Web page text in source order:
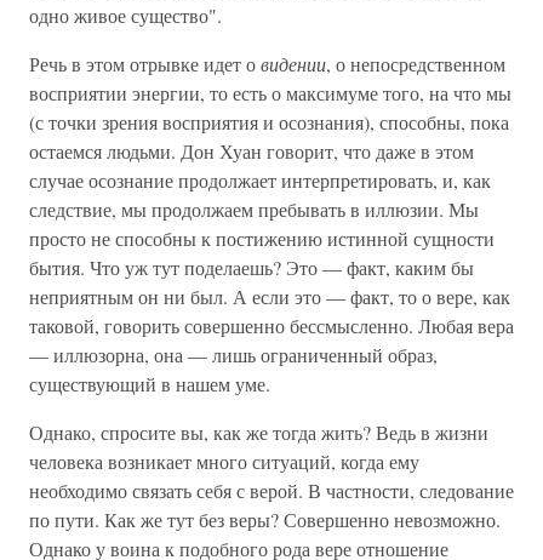
одно живое существо".
Речь в этом отрывке идет овидении, о непосредственном
восприятии энергии, то есть о максимуме того, на что мы
(с точки зрения восприятия и осознания), способны, пока
остаемся людьми. Дон Хуан говорит, что даже в этом
случае осознание продолжает интерпретировать, и, как
следствие, мы продолжаем пребывать в иллюзии. Мы
просто не способны к постижению истинной сущности
бытия. Что уж тут поделаешь? Это — факт, каким бы
неприятным он ни был. А если это — факт, то о вере, как
таковой, говорить совершенно бессмысленно. Любая вера
— иллюзорна, она — лишь ограниченный образ,
существующий в нашем уме.
Однако, спросите вы, как же тогда жить? Ведь в жизни
человека возникает много ситуаций, когда ему
необходимо связать себя с верой. В частности, следование
по пути. Как же тут без веры? Совершенно невозможно.
Однако у воина к подобного рода вере отношение